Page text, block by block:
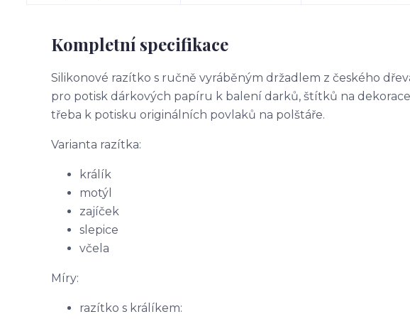
Kompletní specifikace
Silikonové razítko s ručně vyráběným držadlem z českého
pro potisk dárkových papíru k balení darků, štítků na
třeba k potisku originálních povlaků na polštáře.
Varianta razítka:
králík
motýl
zajíček
slepice
včela
Míry:
razítko s králíkem: